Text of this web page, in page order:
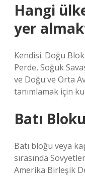
Hangi
yer
Kendisi. Doğu
Perde, Soğuk
ve Doğu ve Orta
tanımlamak için
Batı
Batı bloğu veya
sırasında
Amerika Birleşik